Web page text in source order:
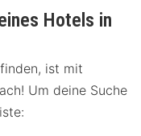
Hotels in
ist mit
Um deine Suche